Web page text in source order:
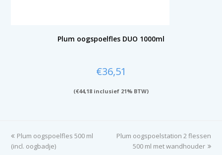
Plum oogspoelfles DUO 1000ml
€36,51
(€44,18 inclusief 21% BTW)
previous
post:
Plum oogspoelfles 500 ml
(incl. oogbadje)
next
post:
Plum oogspoelstation 2 flessen
500 ml met wandhouder